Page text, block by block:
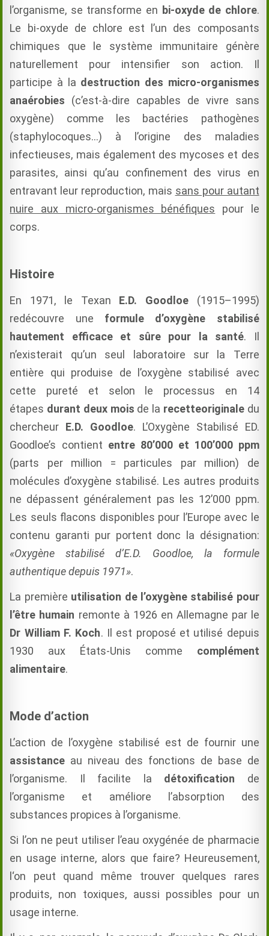
l’organisme, se transforme en bi-oxyde de chlore.
Le bi-oxyde de chlore est l’un des composants
chimiques que le système immunitaire génère
naturellement pour intensifier son action. Il
participe à la destruction des micro-organismes
anaérobies (c’est-à-dire capables de vivre sans
oxygène) comme les bactéries pathogènes
(staphylocoques…) à l’origine des maladies
infectieuses, mais également des mycoses et des
parasites, ainsi qu’au confinement des virus en
entravant leur reproduction, mais sans pour autant
nuire aux micro-organismes bénéfiques pour le
corps.
Histoire
En 1971, le Texan E.D. Goodloe(1915–1995)
redécouvre une formule d’oxygène stabilisé
hautement efficace et sûre pour la santé. Il
n’existerait qu’un seul laboratoire sur la Terre
entière qui produise de l’oxygène stabilisé avec
cette pureté et selon le processus en 14
étapes durant deux mois de la recetteoriginaledu
chercheur E.D. Goodloe. L’Oxygène Stabilisé ED.
Goodloe’s contient entre 80’000 et 100’000 ppm
(parts per million = particules par million) de
molécules d’oxygène stabilisé. Les autres produits
ne dépassent généralement pas les 12’000 ppm.
Les seuls flacons disponibles pour l’Europe avec le
contenu garanti pur portent donc la désignation:
«Oxygène stabilisé d’E.D. Goodloe, la formule
authentique depuis 1971».
La première utilisation de l’oxygène stabilisé pour
l’être humain remonte à 1926 en Allemagne par le
Dr William F. Koch. Il est proposé et utilisé depuis
1930 aux États-Unis comme complément
alimentaire.
Mode d’action
L’action de l’oxygène stabilisé est de fournir une
assistance au niveau des fonctions de base de
l’organisme. Il facilite la détoxification de
l’organisme et améliore l’absorption des
substances propices à l’organisme.
Si l’on ne peut utiliser l’eau oxygénée de pharmacie
en usage interne, alors que faire? Heureusement,
‘on peut quand même trouver quelques rares
produits, non toxiques, aussi possibles pour un
usage interne.